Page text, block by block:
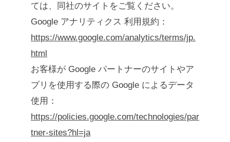
ては、同社のサイトをご覧ください。
Google アナリティクス 利用規約：
https://www.google.com/analytics/terms/jp.
html
お客様が Google パートナーのサイトやア
プリを使用する際の Google によるデータ
使用：
https://policies.google.com/technologies/par
tner-sites?hl=ja